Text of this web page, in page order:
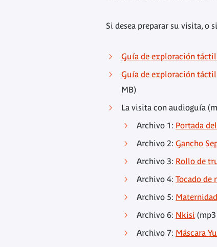
Si desea preparar su visita, o
Guía de exploración
Guía de exploración
MB)
La visita con audioguía
Archivo 1: Portada
Archivo 2: Gancho
Archivo 3: Rollo de
Archivo 4: Tocado de
Archivo 5: Maternidad
Archivo 6: Nkisi
Archivo 7: Máscara